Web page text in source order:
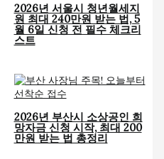
2026년 서울시 청년월세지
원 최대 240만원 받는 법, 5
월 6일 신청 전 필수 체크리
스트
2026년 부산시 소상공인 희
망자금 신청 시작, 최대 200
만원 받는 법 총정리